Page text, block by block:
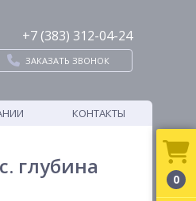
+7 (383) 312-04-24
ЗАКАЗАТЬ ЗВОНОК
КОНТАКТЫ
глубина
0